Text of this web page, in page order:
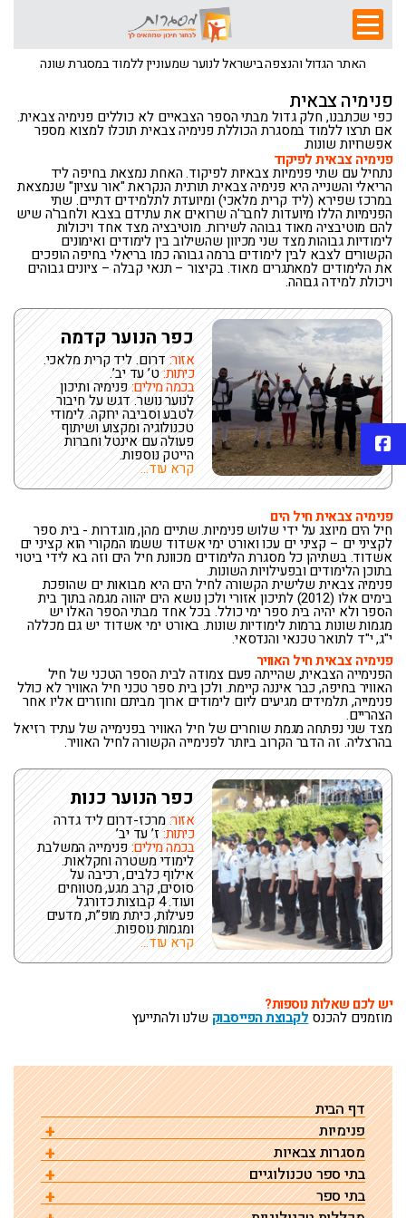
האתר הגדול והנצפה בישראל לנוער שמעוניין ללמוד במסגרת שונה
פנימיה צבאית
כפי שכתבנו, חלק גדול מבתי הספר הצבאיים לא כוללים פנימיה צבאית.
אם תרצו ללמוד במסגרת הכוללת פנימיה צבאית תוכלו למצוא מספר
אפשרויות שונות.
פנימיה צבאית לפיקוד
נתחיל עם שתי פנימיות צבאיות לפיקוד. האחת נמצאת בחיפה ליד
הריאלי והשנייה היא פנימיה צבאית תורנית הנקראת "אור עציון" שנמצאת
במרכז שפירא (ליד קרית מלאכי) ומיועדת לתלמידים דתיים. שתי
הפנימיות הללו מיועדות לחבר'ה שרואים את עתידם בצבא ולחבר'ה שיש
להם מוטיבציה מאוד גבוהה לשירות. מוטיבציה מצד אחד ויכולות
לימודיות גבוהות מצד שני מכיוון שהשילוב בין לימודים ואימונים
הקשורים לצבא לבין לימודים ברמה גבוהה כמו בריאלי בחיפה הופכים
את הלימודים למאתגרים מאוד. בקיצור – תנאי קבלה – ציונים גבוהים
ויכולת למידה גבוהה.
כפר הנוער קדמה
אזור:דרום. ליד קרית מלאכי.
כיתות:ט’ עד יב’.
בכמה מילים:פנימיה ותיכון
לנוער נושר. דגש על חיבור
לטבע וסביבה ירוקה. לימודי
טכנולוגיה ומקצוע ושיתוף
פעולה עם אינטל וחברות
הייטק נוספות.
קרא עוד...
פנימיה צבאית חיל הים
חיל הים מיוצג על ידי שלוש פנימיות. שתיים מהן, מוגדרות - בית ספר
לקציני ים – קציני ים עכו ואורט ימי אשדוד ששמו המקורי הוא קציני ים
אשדוד. בשתיהן כל מסגרת הלימודים מכוונת חיל הים וזה בא לידי ביטוי
בתוכן הלימודים ובפעילויות השונות.
פנימיה צבאית שלישית הקשורה לחיל הים היא מבואות ים שהופכת
בימים אלו (2012) לתיכון אזורי ולכן נושא הים יהווה מגמה בתוך בית
הספר ולא יהיה בית ספר ימי כולל. בכל אחד מבתי הספר האלו יש
מגמות שונות ברמות לימודיות שונות. באורט ימי אשדוד יש גם מכללה
י"ג, י"ד לתואר טכנאי והנדסאי.
פנימיה צבאית חיל האוויר
הפנימייה הצבאית, שהייתה פעם צמודה לבית הספר הטכני של חיל
האוויר בחיפה, כבר איננה קיימת. ולכן בית ספר טכני חיל האוויר לא כולל
פנימייה, תלמידים מגיעים ליום לימודים ארוך מביתם וחוזרים אליו אחר
הצהריים.
מצד שני נפתחה מגמת שוחרים של חיל האוויר בפנימייה של עתיד רזיאל
בהרצליה. זה הדבר הקרוב ביותר לפנימייה הקשורה לחיל האוויר.
כפר הנוער כנות
אזור:מרכז-דרום ליד גדרה
כיתות:ז’ עד יב’
בכמה מילים:פנימייה המשלבת
לימודי משטרה וחקלאות.
אילוף כלבים, רכיבה על
סוסים, קרב מגע, מטווחים
ועוד. 4 קבוצות כדורגל
פעילות, כיתת מופ”ת, מדעים
ומגמות נוספות.
קרא עוד...
יש לכם שאלות נוספות?
מוזמנים להכנס לקבוצת הפייסבוק שלנו ולהתייעץ
דף הבית
פנימיות
אורט יד ליבוביץ – פנימיה אחרת
פנימיית אורט נתניה – תיאטרון | כפר נוער
פנימיית אורט נתניה – מגמות
אשל הנשיא
אשל הנשיא – מגמות לימוד
פנימיית כדורי
מסגרות צבאיות
אורט ימי אשדוד – קציני ים
שייט- אורט ימי אשדוד
קציני ים עכו
בתי ספר טכנולוגיים
בית ספר טכנולוגי
בתי ספר
פייסבוק